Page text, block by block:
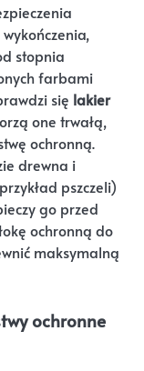
stopnia
farbami
się lakier
one trwałą,
ochronną.
drewna i
pszczeli)
go przed
ochronną do
maksymalną
ochronne